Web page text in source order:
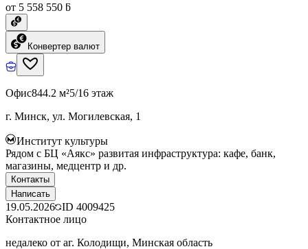
от 5 558 550 ƃ
Конвертер валют
Офис844.2 м²5/16 этаж
г. Минск, ул. Могилевская, 1
Институт культуры
Рядом с БЦ «Аякс» развитая инфраструктура: кафе, банк,
магазины, медцентр и др.
Контакты
Написать
19.05.2026 ID 4009425
Контактное лицо
недалеко от аг. Колодищи, Минская область